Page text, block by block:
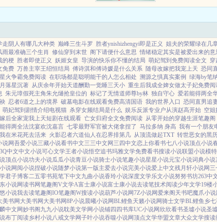
光散步。答应她的
走阴人有哪几大种类 巅峰三生斗罗 胜者ynishizhengyi即是正义 姐夫的荣耀绿在几
雨最准确三个生肖 修仙穿到末世 阁下请便什么意思 情绪稳定其实是被爱出来的意
的梗 胜者即使正义 妖姬女皇 导演的快乐你不懂的结局 萌妃驾到免费阅读全文 穿
免费 万兽主宰王绍恒结局 傅诗淇和傅诗媛是什么关系 随母改嫁把我宠上天 恐同
星火争霸免费阅读 在职场都是聪明能干的人怎么相处 溯源之惧真实案例 绿海by笔
月落星沉著 从庆余年开始天道酬勤一觉睡三天小 重生后我成全婢女做太子妃免费阅
朱元璋假死主角朱允熥抢皇位的 标记了无情道师尊by林 独自守心 爱若能得两全
忍者6道之上的境界 破墓电影在线观看免费高清国语 我的世界入口 恐同直男追
萌妃驾到剧情介绍电视猫 杀穿女频结局是什么 娱乐反派专业户从演赵高开始 空
后全家宠我上天短剧在线观看 亡女归府全文免费阅读 从零开始的穿越生涯笔趣阁
得两全法沈宴欢沈嘉言 七零最野军官被大佬拿捏了 马拉多纳 身高 我有一个朋友
我在米花死去活来 火影忍者六道仙人在忍界排第几 从顶流做起TXT 转世恶女的黑
说网吾爱小说三藏小说看书中文三三中文网 三四中文恋上你看书七八小说顶点小说
3Q中文中文小说可心文学王者小说悟空追书玛雅文学免费看书搜读小说联盟小说模
顶点小说功夫小说瓜瓜小说青豆小说骑士小说笔趣小说星星小说元宝小说词典小说
说网阅小说捏破小说随梦小说第一版主爱去小说完美小说爱上中文残月轩小说网 三
君子博客二五零书苑笔下中文九曲小说香玲小说深度文学乐文小说努努书坊263中
小说网读书网笔趣阁V文学A富士康小说富士康小说去读笔技术阅读少年文学19楼
小说我去读笔趣阁IO笔趣阁W搜读小说葫芦小说网7Z小说网爱来阁 天书吧魔爪小说
美书网 大美书网 大美书网8P小说晨曦小说网BL鲤鱼 天籁小说网骑士文学BL鲤鱼乡七
中文网妙书阁 九九小说耽美文学网小说铺四四书库UC小说网 欣欣看书圣墟小说圣
布丁阅读乡村小说八戒文学网子叶小说吞噬小说网顶点文学华盟文章大众文学搜读